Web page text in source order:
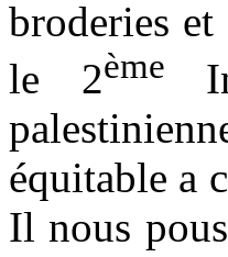
broderies
le 2ème
équitable a
Il nous